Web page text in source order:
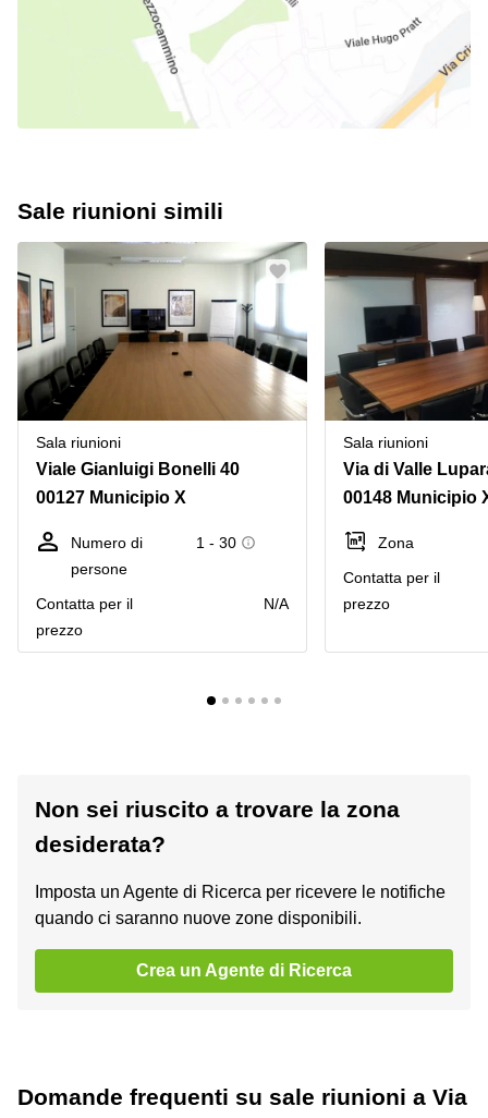
Sale riunioni simili
Sala riunioni
Viale Gianluigi Bonelli 40
00127 Municipio X
Numero di
persone
1 - 30
Сontatta per il
prezzo
N/A
Sala riunioni
Via di Valle
00148 Municipio
Zona
Сontatta per il
prezzo
Non sei riuscito a trovare la zona
desiderata?
Imposta un Agente di Ricerca per ricevere le notifiche
quando ci saranno nuove zone disponibili.
Crea un Agente di Ricerca
Domande frequenti su sale riunioni a Via